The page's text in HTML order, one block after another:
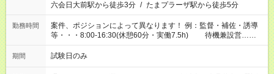
六会日大前駅から徒歩3分 / たまプラーザ駅から徒歩5分
勤務時間
案件、ポジションによって異なります！ 例：監督・補佐・誘導
等・・・8:00-16:30(休憩60分・実働7.5h) 待機兼設営…
8:00-9:00(実働2h)
期間 試験日のみ